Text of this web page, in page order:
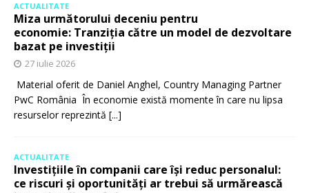
ACTUALITATE
Miza următorului deceniu pentru
economie: Tranziția către un model de dezvoltare
bazat pe investiții
27 iulie 2026
Material oferit de Daniel Anghel, Country Managing Partner
PwC România În economie există momente în care nu lipsa
resurselor reprezintă [...]
ACTUALITATE
Investițiile în companii care își reduc personalul:
ce riscuri și oportunități ar trebui să urmărească